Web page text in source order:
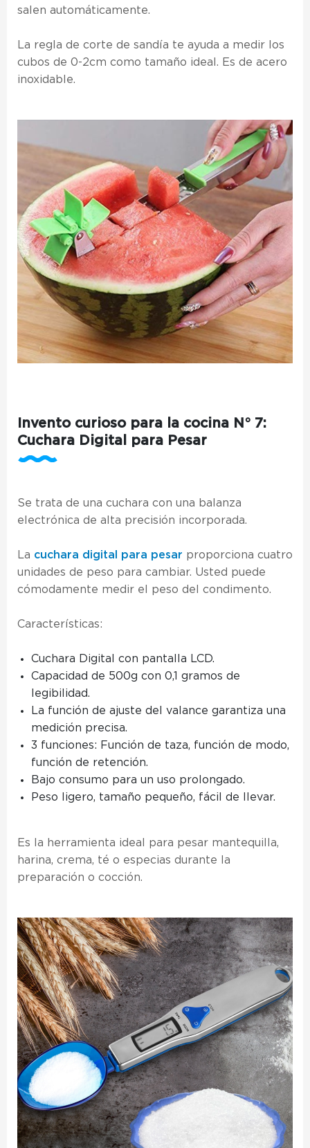
salen automáticamente.
La regla de corte de sandía te ayuda a medir los
cubos de 0-2cm como tamaño ideal. Es de acero
inoxidable.
Invento curioso para la cocina N° 7:
Cuchara Digital para Pesar
Se trata de una cuchara con una balanza
electrónica de alta precisión incorporada.
La cuchara digital para pesar proporciona cuatro
unidades de peso para cambiar. Usted puede
cómodamente medir el peso del condimento.
Características:
Cuchara Digital con pantalla LCD.
Capacidad de 500g con 0,1 gramos de
legibilidad.
La función de ajuste del valance garantiza una
medición precisa.
3 funciones: Función de taza, función de modo,
función de retención.
Bajo consumo para un uso prolongado.
Peso ligero, tamaño pequeño, fácil de llevar.
Es la herramienta ideal para pesar mantequilla,
harina, crema, té o especias durante la
preparación o cocción.